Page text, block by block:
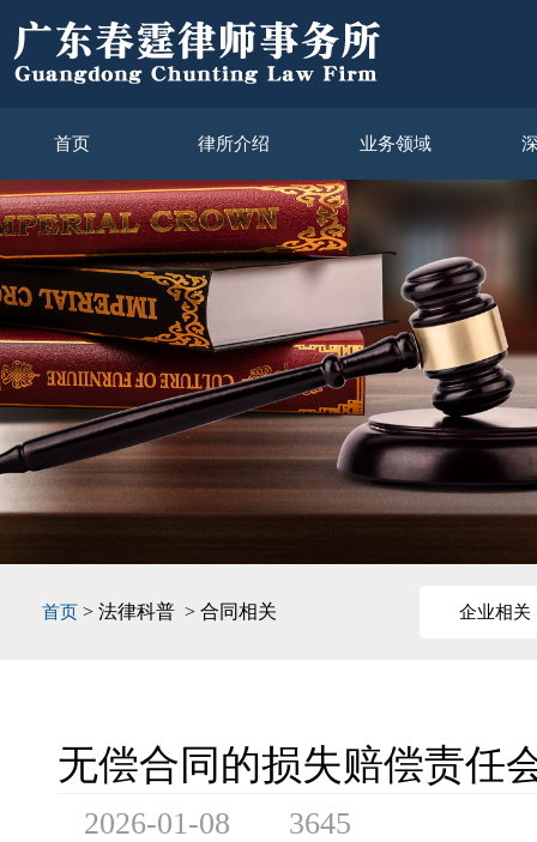
首页 律所介绍 业务领域
首页 > 法律科普 > 合同相关 企业相关
无偿合同的损失赔偿责任
2026-01-08 3645